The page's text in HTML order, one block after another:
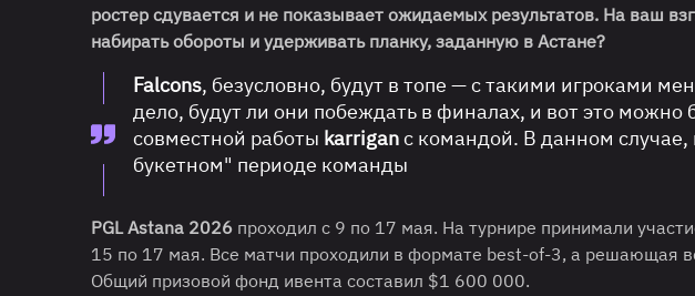
ростер сдувается и не показывает ожидаемых результатов. На ваш
набирать обороты и удерживать планку, заданную в Астане?
Falcons, безусловно, будут в топе — с такими игроками
дело, будут ли они побеждать в финалах, и вот это можно
совместной работы karriganс командой. В данном случае,
букетном" периоде команды
PGL Astana 2026 проходил с 9 по 17 мая. На турнире принимали
15 по 17 мая. Все матчи проходили в формате best-of-3, а решающая
Общий призовой фонд ивента составил $1 600 000.